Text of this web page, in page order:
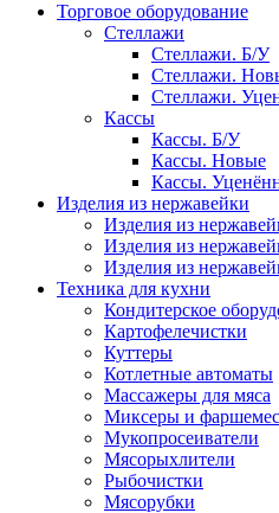
Торговое оборудование
Стеллажи
Стеллажи. Б/У
Стеллажи.
Стеллажи.
Кассы
Кассы. Б/У
Кассы. Новые
Кассы.
Изделия из нержавейки
Изделия из
Изделия из
Изделия из
Техника для кухни
Кондитерское
Картофелечистки
Куттеры
Котлетные автоматы
Массажеры для мяса
Миксеры и
Мукопросеиватели
Мясорыхлители
Рыбочистки
Мясорубки